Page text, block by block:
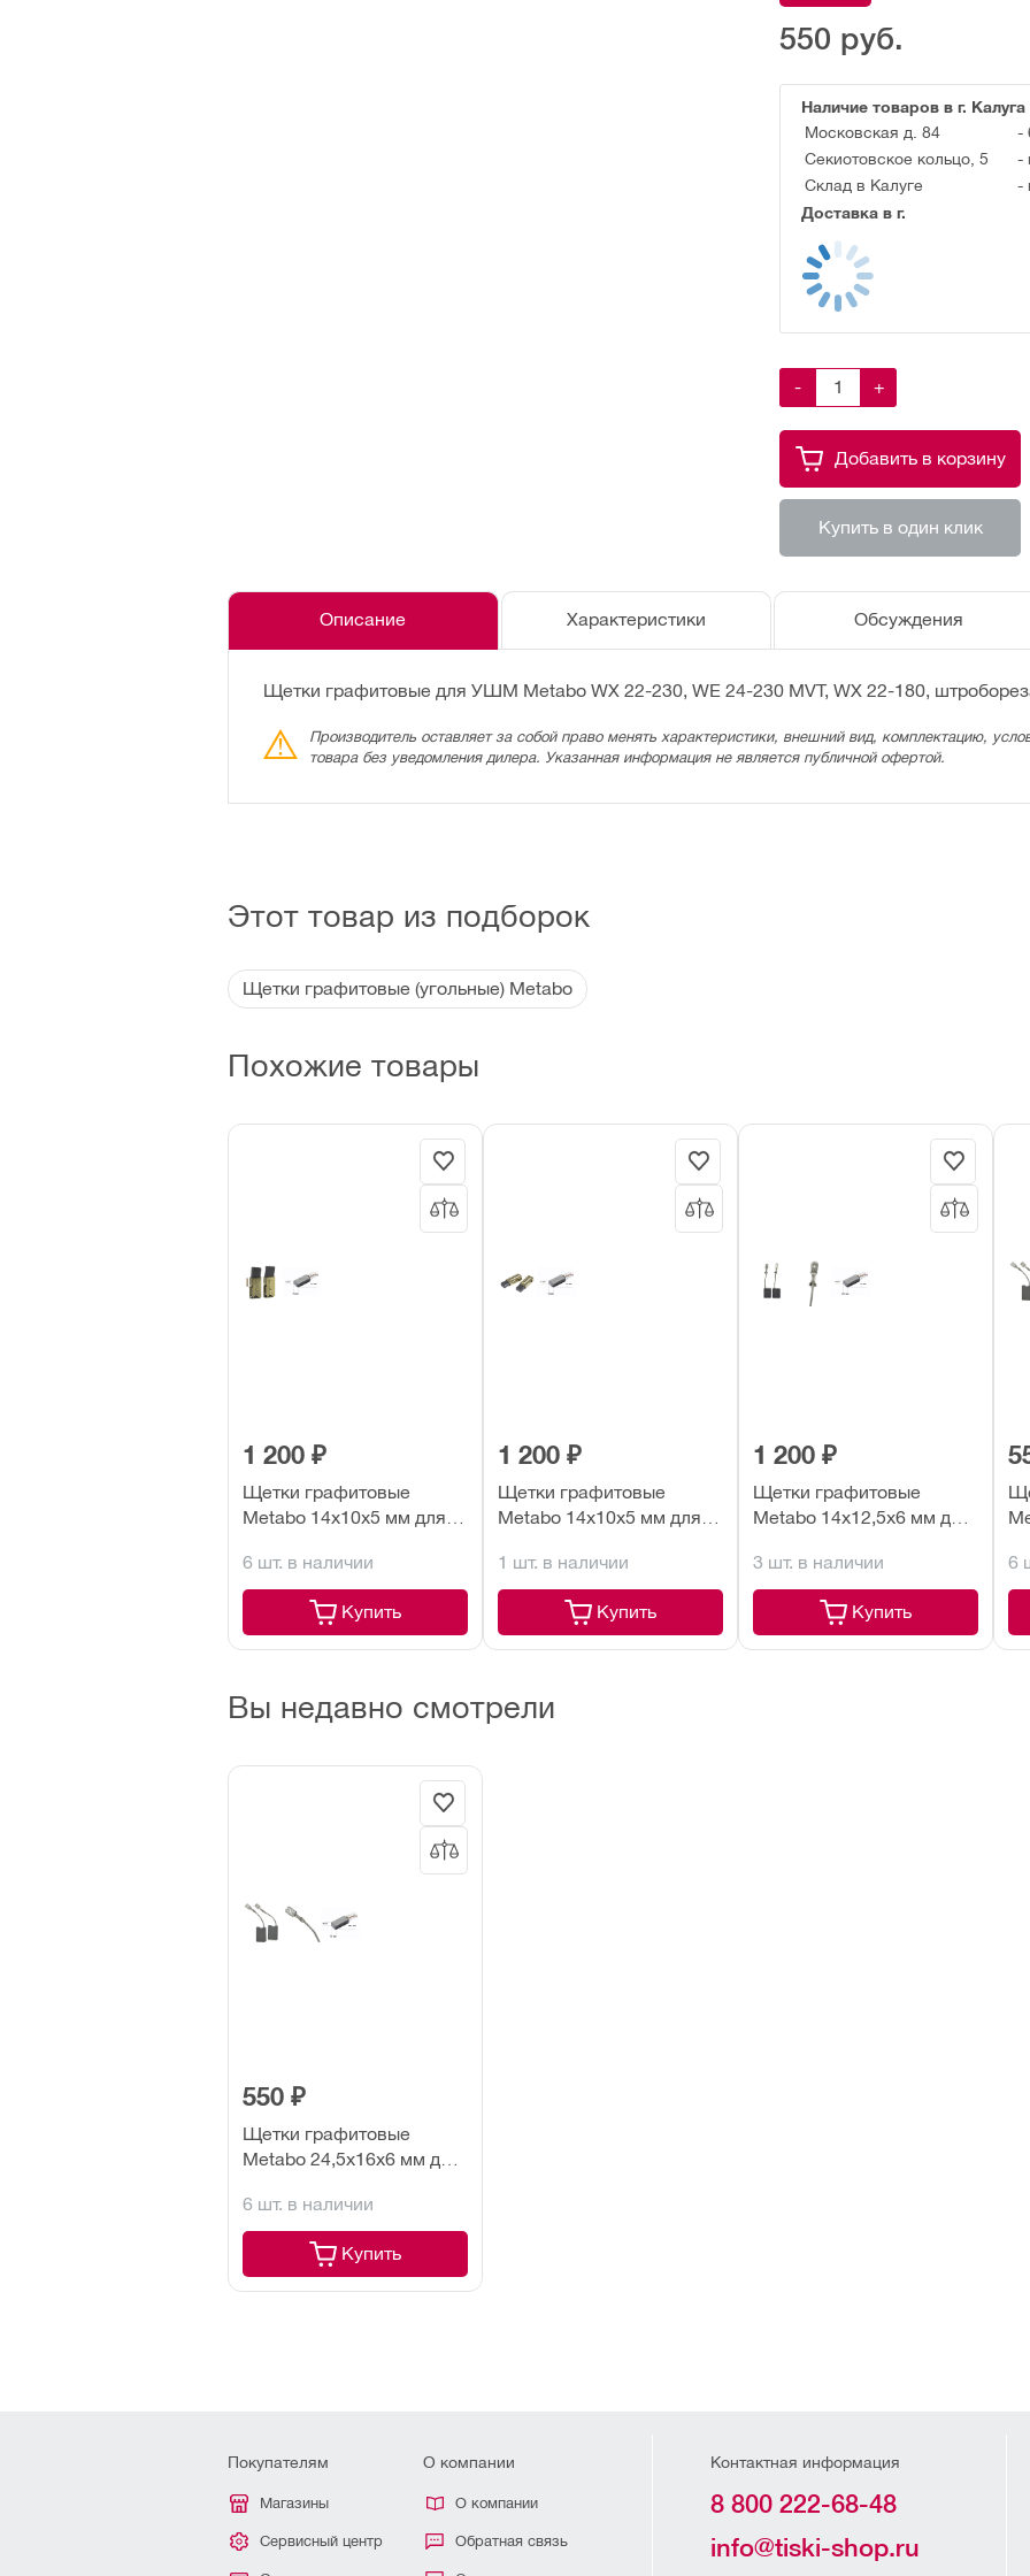
550 руб.
Наличие товаров в г. Калуга
Московская д. 84
-
Секиотовское кольцо, 5
-
Склад в Калуге
-
Доставка в г.
- +
Добавить в корзину
Купить в один клик
Описание Характеристики Обсуждения
Щетки графитовые для УШМ Metabo WX 22-230, WE 24-230 MVT, WX 22-180,
Производитель оставляет за собой право менять характеристики, внешний вид, комплектацию,
товара без уведомления дилера. Указанная информация не является публичной офертой.
Этот товар из подборок
Щетки графитовые (угольные) Metabo
Похожие товары
1 200 ₽
Щетки графитовые
Metabo 14х10х5 мм для
шт)
6 шт. в наличии
Купить
1 200 ₽
Щетки графитовые
Metabo 14х10х5 мм для
2443 (2 шт)
1 шт. в наличии
Купить
1 200 ₽
Щетки графитовые
Metabo 14х12,5х6 мм для
3 шт. в наличии
Купить
6
Вы недавно смотрели
550 ₽
Щетки графитовые
Metabo 24,5х16х6 мм для
6 шт. в наличии
Купить
Покупателям
Магазины
Сервисный центр
О компании
О компании
Обратная связь
Контактная информация
8 800 222-68-48
info@tiski-shop.ru